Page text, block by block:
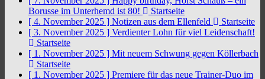
Borusse im Unterhemd ist 80!
Startseite
[ 4. November 2025 ] Notizen aus dem Ellenfeld
Startseite
[ 3. November 2025 ] Verdienter Lohn für viel Leidenschaft!
Startseite
[ 1. November 2025 ] Mit neuem Schwung gegen Köllerbach
Startseite
[ 1. November 2025 ] Premiere für das neue Trainer-Duo im